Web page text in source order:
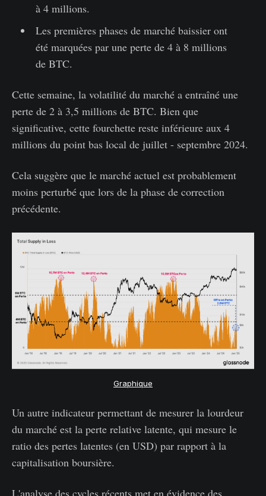
à 4 millions.
Les premières phases de marché baissier ont
été marquées par une perte de 4 à 8 millions
de BTC.
Cette semaine, la volatilité du marché a entraîné une
perte de 2 à 3,5 millions de BTC. Bien que
significative, cette fourchette reste inférieure aux 4
millions du point bas local de juillet - septembre 2024.
Cela suggère que le marché actuel est probablement
moins perturbé que lors de la phase de correction
précédente.
Graphique
Un autre indicateur permettant de mesurer la lourdeur
du marché est la perte relative latente, qui mesure le
ratio des pertes latentes (en USD) par rapport à la
capitalisation boursière.